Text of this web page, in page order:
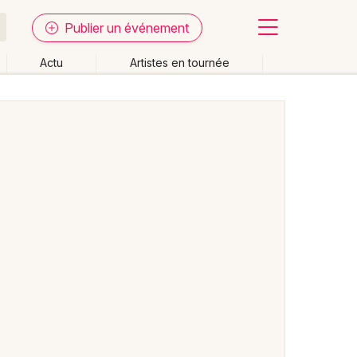
Publier un événement
Actu Artistes en tournée